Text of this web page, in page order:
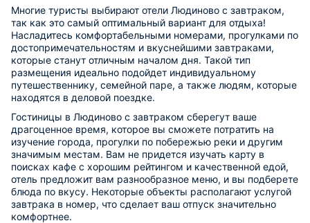
Многие туристы выбирают отели Людиново с завтраком,
так как это самый оптимальный вариант для отдыха!
Насладитесь комфортабельными номерами, прогулками по
достопримечательностям и вкуснейшими завтраками,
которые станут отличным началом дня. Такой тип
размещения идеально подойдет индивидуальному
путешественнику, семейной паре, а также людям, которые
находятся в деловой поездке.
Гостиницы в Людиново с завтраком сберегут ваше
драгоценное время, которое вы сможете потратить на
изучение города, прогулки по побережью реки и другим
значимым местам. Вам не придется изучать карту в
поисках кафе с хорошим рейтингом и качественной едой,
отель предложит вам разнообразное меню, и вы подберете
блюда по вкусу. Некоторые объекты располагают услугой
завтрака в номер, что сделает ваш отпуск значительно
комфортнее.